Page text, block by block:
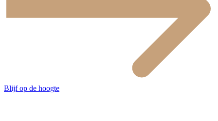
Blijf op de hoogte